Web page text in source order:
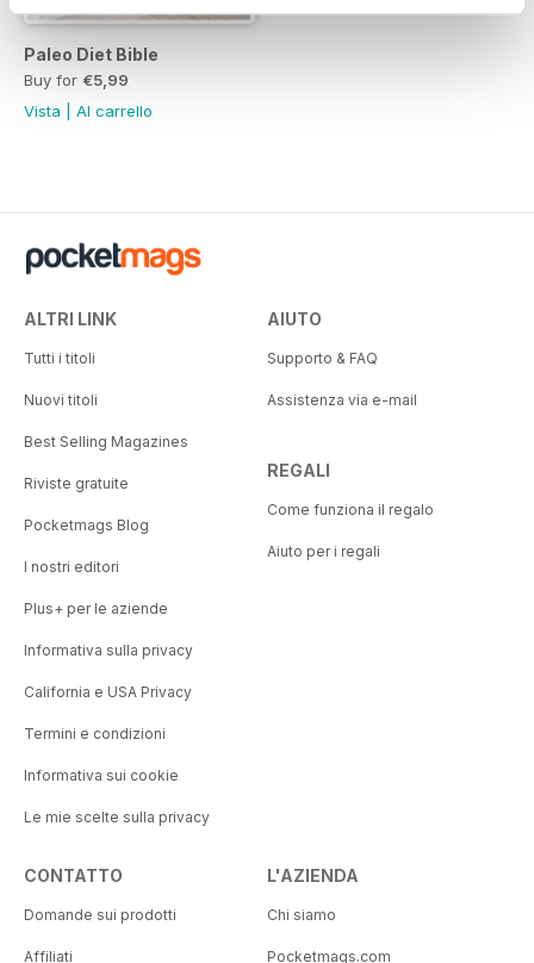
Paleo Diet Bible
Buy for €5,99
Vista
Al carrello
ALTRI LINK
Tutti i titoli
Nuovi titoli
Best Selling Magazines
Riviste gratuite
Pocketmags Blog
I nostri editori
Plus+ per le aziende
Informativa sulla privacy
California e USA Privacy
Termini e condizioni
Informativa sui cookie
Le mie scelte sulla privacy
AIUTO
Supporto & FAQ
Assistenza via e-mail
REGALI
Come funziona il regalo
Aiuto per i regali
CONTATTO
Domande sui prodotti
Affiliati
L'AZIENDA
Chi siamo
Pocketmags.com